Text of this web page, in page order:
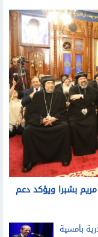
بشبرا ويؤكد دعم